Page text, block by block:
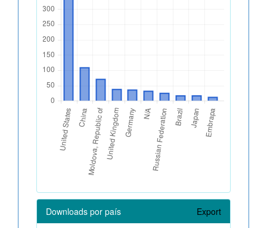
Downloads por país Export